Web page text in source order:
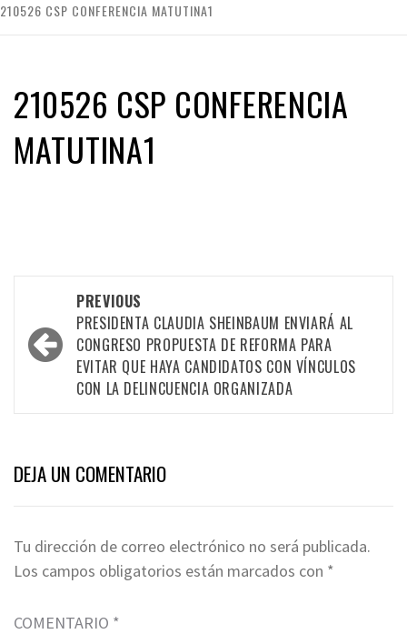
210526 CSP CONFERENCIA MATUTINA1
210526 CSP CONFERENCIA
MATUTINA1
navigation
PREVIOUS
PRESIDENTA CLAUDIA SHEINBAUM ENVIARÁ AL
CONGRESO PROPUESTA DE REFORMA PARA
EVITAR QUE HAYA CANDIDATOS CON VÍNCULOS
CON LA DELINCUENCIA ORGANIZADA
DEJA UN COMENTARIO
Tu dirección de correo electrónico no será publicada.
Los campos obligatorios están marcados con *
COMENTARIO *